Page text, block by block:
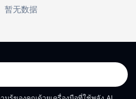
暂无数据